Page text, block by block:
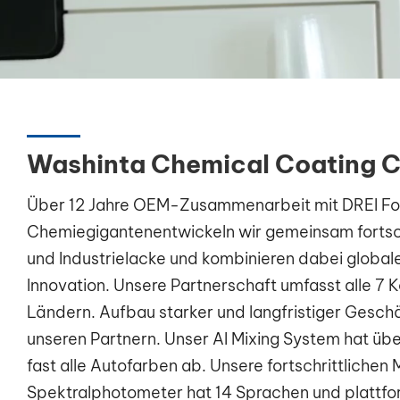
Washinta Chemical Coating
Über 12 Jahre OEM-Zusammenarbeit mit DREI
Chemiegigantenentwickeln wir gemeinsam
und Industrielacke und kombinieren dabei
Innovation. Unsere Partnerschaft umfasst alle 7
Ländern. Aufbau starker und langfristiger
unseren Partnern. Unser AI Mixing System hat
fast alle Autofarben ab. Unsere fortschrittlichen
Spektralphotometer hat 14 Sprachen und